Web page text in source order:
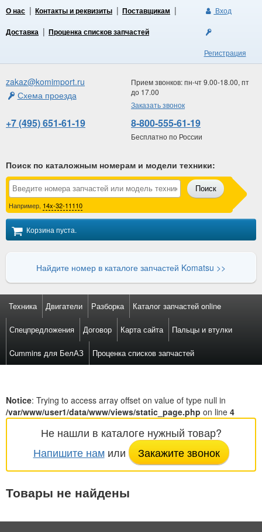
О нас Контакты и реквизиты
Поставщикам
Доставка
Проценка списков запчастей
Вход
Регистрация
zakaz@komimport.ru
Схема проезда
Прием звонков: пн-чт 9.00-18.00, пт
до 17.00
Заказать звонок
+7 (495) 651-61-19 8-800-555-61-19
Бесплатно по России
Поиск по каталожным номерам и модели техники:
Поиск
Например, 14x-32-11110
Корзина пуста.
Найдите номер в каталоге запчастей Komatsu >>
Техника Двигатели Разборка Каталог запчастей online
Спецпредложения Договор Карта сайта Пальцы и втулки
Cummins для БелАЗ Проценка списков запчастей
Notice: Trying to access array offset on value of type null in
/var/www/user1/data/www/views/static_page.php on line 4
Не нашли в каталоге нужный товар?
Напишите намили Закажите звонок
Товары не найдены